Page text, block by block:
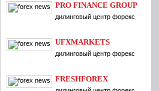
PRO FINANCE GROUP
дилинговый центр форекс
UFXMARKETS
дилинговый центр форекс
FRESHFOREX